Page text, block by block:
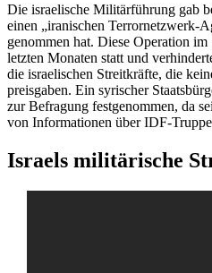
Die israelische Militärführung gab
einen „iranischen Terrornetzwerk-
genommen hat. Diese Operation
letzten Monaten statt und
die israelischen Streitkräfte, die
preisgaben. Ein syrischer
zur Befragung festgenommen, da
von Informationen über IDF-
Israels militärische